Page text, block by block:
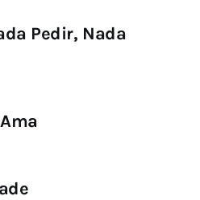
Pedir, Nada